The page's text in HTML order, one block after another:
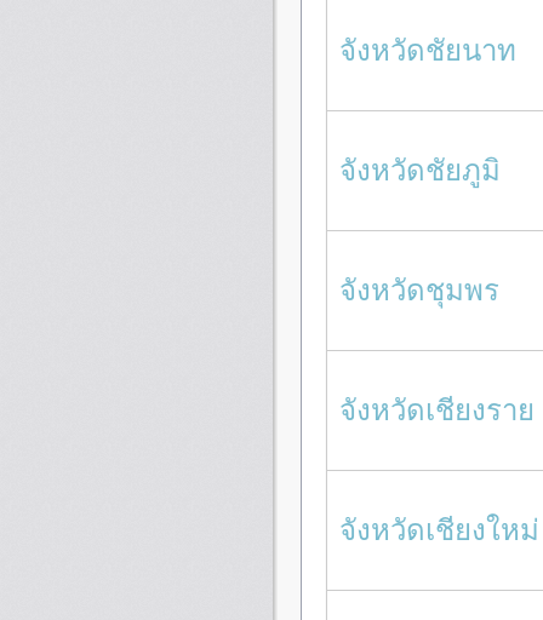
จังหวัดชัยนาท
จังหวัดชัยภูมิ
จังหวัดชุมพร
จังหวัดเชียงราย
จังหวัดเชียงใหม่